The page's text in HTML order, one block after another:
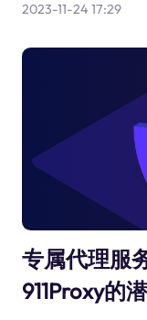
2023-11-24 17:29
专属代理服
911Proxy的